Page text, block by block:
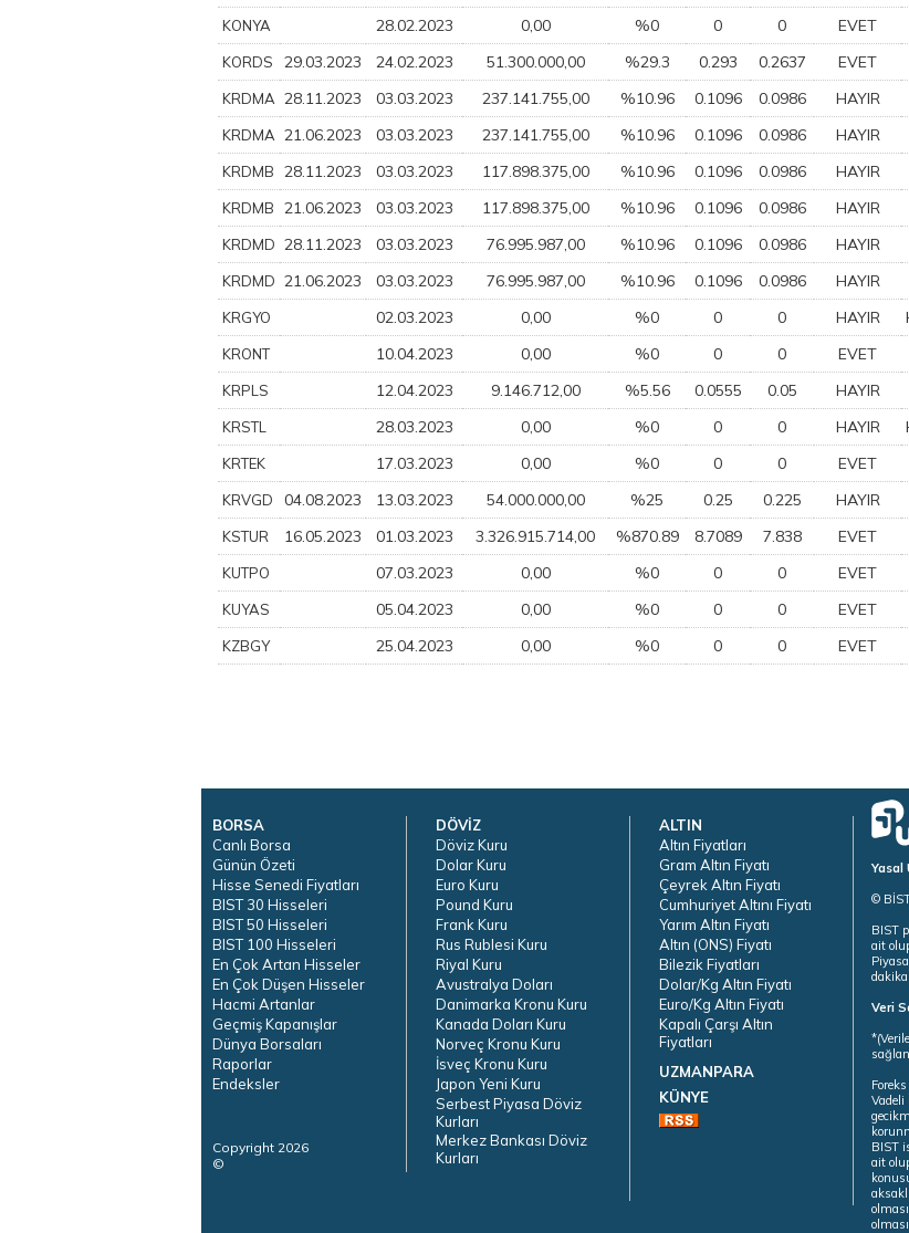
KONYA 28.02.2023 0,00 %0 0 0 EVET
KORDS 29.03.2023 24.02.2023 51.300.000,00 %29.3 0.293 0.2637 EVET
KRDMA 28.11.2023 03.03.2023 237.141.755,00 %10.96 0.1096 0.0986 HAYIR
KRDMA 21.06.2023 03.03.2023 237.141.755,00 %10.96 0.1096 0.0986 HAYIR
KRDMB 28.11.2023 03.03.2023 117.898.375,00 %10.96 0.1096 0.0986 HAYIR
KRDMB 21.06.2023 03.03.2023 117.898.375,00 %10.96 0.1096 0.0986 HAYIR
KRDMD 28.11.2023 03.03.2023 76.995.987,00 %10.96 0.1096 0.0986 HAYIR
KRDMD 21.06.2023 03.03.2023 76.995.987,00 %10.96 0.1096 0.0986 HAYIR
KRGYO 02.03.2023 0,00 %0 0 0 HAYIR
KRONT 10.04.2023 0,00 %0 0 0 EVET
KRPLS 12.04.2023 9.146.712,00 %5.56 0.0555 0.05 HAYIR
KRSTL 28.03.2023 0,00 %0 0 0 HAYIR
KRTEK 17.03.2023 0,00 %0 0 0 EVET
KRVGD 04.08.2023 13.03.2023 54.000.000,00 %25 0.25 0.225 HAYIR
KSTUR 16.05.2023 01.03.2023 3.326.915.714,00 %870.89 8.7089 7.838 EVET
KUTPO 07.03.2023 0,00 %0 0 0 EVET
KUYAS 05.04.2023 0,00 %0 0 0 EVET
KZBGY 25.04.2023 0,00 %0 0 0 EVET
BORSA
Canlı Borsa
Günün Özeti
Hisse Senedi Fiyatları
BIST 30 Hisseleri
BIST 50 Hisseleri
BIST 100 Hisseleri
En Çok Artan Hisseler
En Çok Düşen Hisseler
Hacmi Artanlar
Geçmiş Kapanışlar
Dünya Borsaları
Raporlar
Endeksler
Copyright 2026
©
DÖVİZ
Döviz Kuru
Dolar Kuru
Euro Kuru
Pound Kuru
Frank Kuru
Rus Rublesi Kuru
Riyal Kuru
Avustralya Doları
Danimarka Kronu Kuru
Kanada Doları Kuru
Norveç Kronu Kuru
İsveç Kronu Kuru
Japon Yeni Kuru
Serbest Piyasa Döviz
Kurları
Merkez Bankası Döviz
Kurları
ALTIN
Altın Fiyatları
Gram Altın Fiyatı
Çeyrek Altın Fiyatı
Cumhuriyet Altını Fiyatı
Yarım Altın Fiyatı
Altın (ONS) Fiyatı
Bilezik Fiyatları
Dolar/Kg Altın Fiyatı
Euro/Kg Altın Fiyatı
Kapalı Çarşı Altın
Fiyatları
UZMANPARA
KÜNYE
Yasal
©
BIST
ait
Veri
Vadeli
BIST
ait